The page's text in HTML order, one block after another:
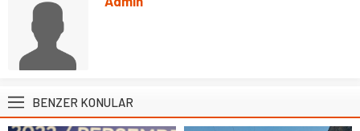
BENZER KONULAR